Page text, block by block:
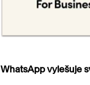
WhatsApp vylešuje